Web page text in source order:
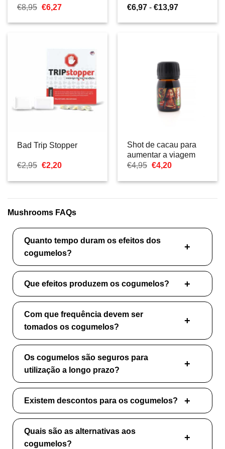
€8,95 O
original
€6,27O
atual
€6,97 - €13,97Gama
preços:
Bad Trip Stopper
€2,95 O
original
€2,95.
€2,20O
atual
€2,20.
Shot de cacau para
aumentar a viagem
€4,95 O
original
€4,95.
€4,20O
atual
€4,20.
Mushrooms FAQs
Quanto tempo duram os efeitos dos
cogumelos?
Que efeitos produzem os cogumelos?
Com que frequência devem ser
tomados os cogumelos?
Os cogumelos são seguros para
utilização a longo prazo?
Existem descontos para os cogumelos?
Quais são as alternativas aos
cogumelos?